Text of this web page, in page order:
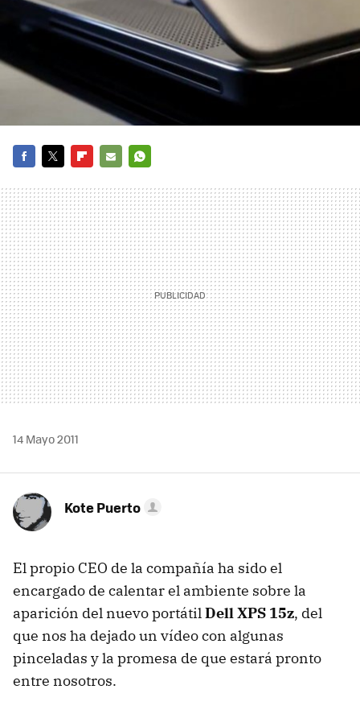
MAIL
14 Mayo 2011
Kote Puerto
El propio CEO de la compañía ha sido el
encargado de calentar el ambiente sobre la
aparición del nuevo portátilDellXPS 15z, del
que nos ha dejado un vídeo con algunas
pinceladas y la promesa de que estará pronto
entre nosotros.